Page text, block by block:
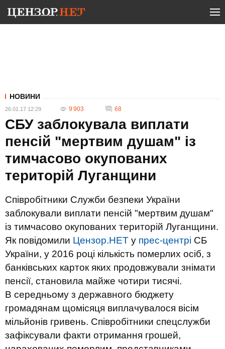
НОВИНИ
26.01.17 12:29 9 903 68
СБУ заблокувала виплати
пенсій "мертвим душам" із
тимчасово окупованих
територій Луганщини
Співробітники Служби безпеки України
заблокували виплати пенсій "мертвим душам"
із тимчасово окупованих територій Луганщини.
Як повідомили Цензор.НЕТ у прес-центрі СБ
України, у 2016 році кількість померлих осіб, з
банківських карток яких продовжували знімати
пенсії, становила майже чотири тисячі.
В середньому з державного бюджету
громадянам щомісяця виплачувалося вісім
мільйонів гривень. Співробітники спецслужби
зафіксували факти отримання грошей,